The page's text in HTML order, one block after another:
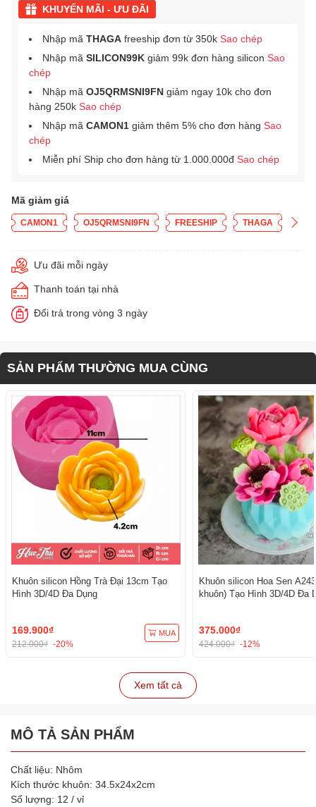
KHUYẾN MÃI - ƯU ĐÃI
Nhập mã THAGA freeship đơn từ 350k Sao chép
Nhập mã SILICON99K giảm 99k đơn hàng silicon Sao
chép
Nhập mã OJ5QRMSNI9FN giảm ngay 10k cho đơn
hàng 250k Sao chép
Nhập mã CAMON1 giảm thêm 5% cho đơn hàng Sao
chép
Miễn phí Ship cho đơn hàng từ 1.000.000đ Sao chép
Mã giảm giá
CAMON1 OJ5QRMSNI9FN FREESHIP THAGA
Ưu đãi mỗi ngày
Thanh toán tại nhà
Đổi trả trong vòng 3 ngày
SẢN PHẨM THƯỜNG MUA CÙNG
Khuôn silicon Hồng Trà Đại 13cm Tạo
Hình 3D/4D Đa Dụng
169.900₫
212.000₫ -20%
MUA
Khuôn silicon Hoa Sen
khuôn) Tạo Hình 3D/4D Đa
375.000₫
424.000₫ -12%
Xem tất cả
MÔ TẢ SẢN PHẨM
Chất liệu: Nhôm
Kích thước khuôn: 34.5x24x2cm
Số lượng: 12 / vỉ